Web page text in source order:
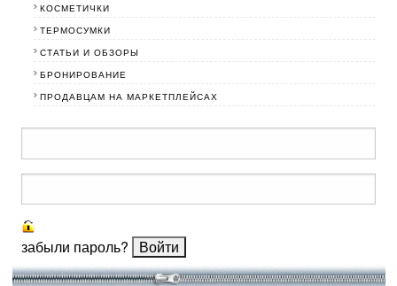
КОСМЕТИЧКИ
ТЕРМОСУМКИ
СТАТЬИ И ОБЗОРЫ
БРОНИРОВАНИЕ
ПРОДАВЦАМ НА МАРКЕТПЛЕЙСАХ
забыли пароль?